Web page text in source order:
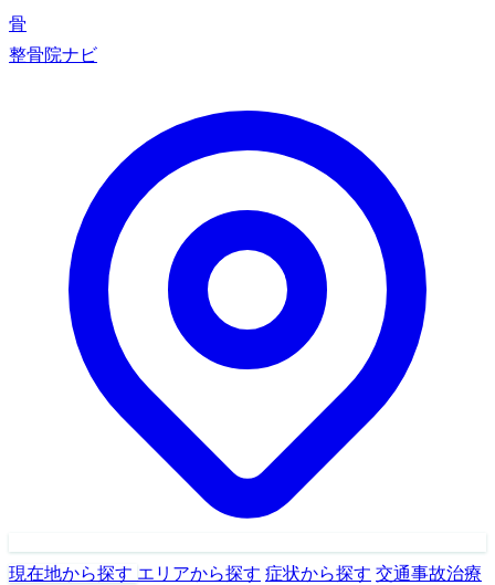
骨
整骨院ナビ
現在地から探す エリアから探す 症状から探す 交通事故治療